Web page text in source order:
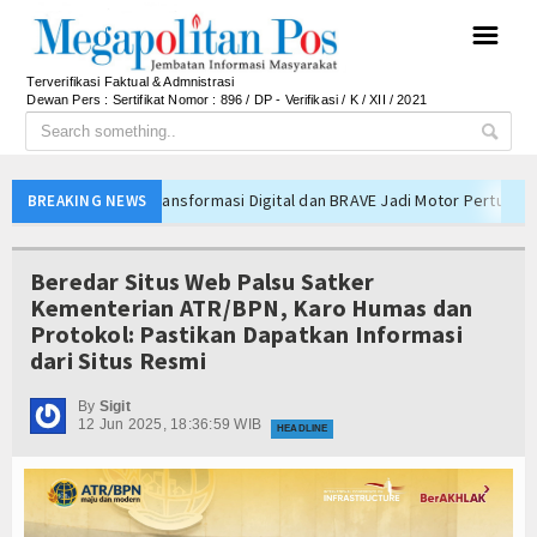
☰
Terverifikasi Faktual & Admnistrasi
Dewan Pers : Sertifikat Nomor : 896 / DP - Verifikasi / K / XII / 2021
BREAKING NEWS
Digital dan BRAVE Jadi Motor Pertumbuhan
MPR RI Ziarah Ke Makam Bung Karno
Gelar Festival Nobar Persib Meriah
Program PLN di Pulau Sabira Raih Predikat Platinum
Cerah Berawan Sepanjang Senin, Suhu Capai 33 Derajat Celsius
Listrik Zikir dan Doa Kebangsaan di Monas Berjalan Sukses
Polisi Bongkar Dugaan Produsen Tembakau Sintetis
Baru Fokus Validasi Data dan Berantas Korupsi
Beredar Situs Web Palsu Satker
Kementerian ATR/BPN, Karo Humas dan
Protokol: Pastikan Dapatkan Informasi
dari Situs Resmi
By Sigit
12 Jun 2025, 18:36:59 WIB
HEADLINE